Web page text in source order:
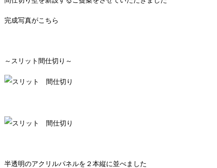
完成写真がこちら
～スリット間仕切り～
半透明のアクリルパネルを２本縦に並べました